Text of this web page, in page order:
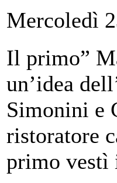
Mercoledì
Il primo”
un’idea
Simonini e
ristoratore
primo vestì